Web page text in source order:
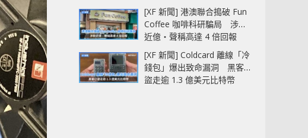
[XF 新聞] 港澳聯合搗破 Fun
Coffee 咖啡科研騙局 涉款
近億‧聲稱高達 4 倍回報
[XF 新聞] Coldcard 離線「冷
錢包」爆出致命漏洞 黑客已
盜走逾 1.3 億美元比特幣